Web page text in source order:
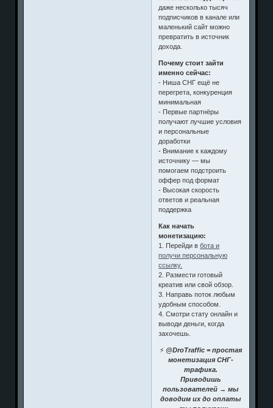
даже несколько тысяч
подписчиков в канале или
маленький сайт можно
превратить в источник
дохода.
Почему стоит зайти
именно сейчас:
- Ниша СНГ ещё не
перегрета, конкуренция
минимальная
- Первые партнёры
получают лучшие условия
и персональные
доработки
- Внимание к каждому
источнику — мы
помогаем подстроить
оффер под формат
- Высокая скорость
ответов и реальная
поддержка
Как начать
монетизацию:
1. Перейди вбота и
получи персональную
ссылку.
2. Размести готовый
креатив или свой обзор.
3. Направь поток любым
удобным способом.
4. Смотри стату онлайн и
выводи деньги, когда
захочешь.
⚡ @DroTraffic = простая
монетизация СНГ-
трафика.
Приводишь
пользователей → мы
доводим их до оплаты